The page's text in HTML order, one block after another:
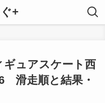
+
ギュアスケート西
滑走順と結果・